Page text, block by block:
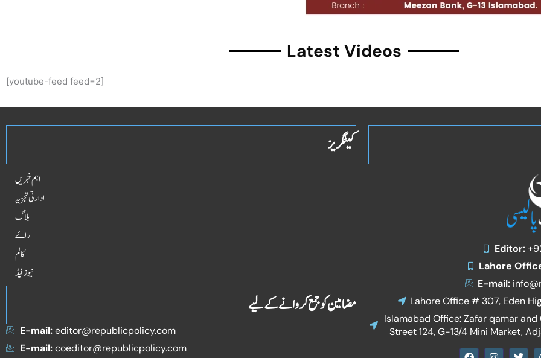
Latest Videos
[youtube-feed feed=2]
کیٹگریز
اہم خبریں
ادارتی تجزیہ
بلاگ
راۓ
کالم
نیوز فیڈ
مضامین کو جمع کروانے کے لیے
E-mail:editor@republicpolicy.com
E-mail:coeditor@republicpolicy.com
Editor:
Lahore
E-mail:
Lahore Office # 307, Eden
Islamabad Office: Zafar qamar and
Street 124, G-13/4 Mini Market,
F
I
T